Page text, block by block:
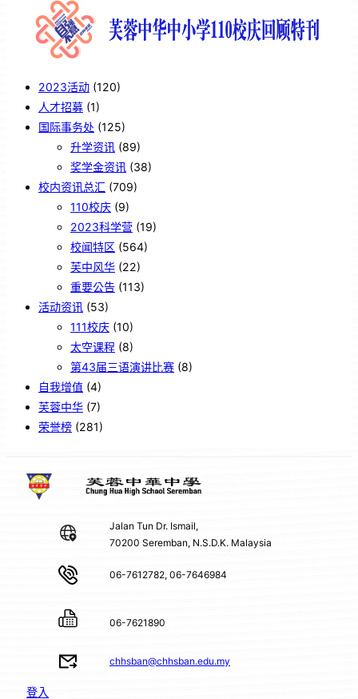
2023活动 (120)
人才招募 (1)
国际事务处 (125)
升学资讯 (89)
奖学金资讯 (38)
校内资讯总汇 (709)
110校庆 (9)
2023科学营 (19)
校闻特区 (564)
芙中风华 (22)
重要公告 (113)
活动资讯 (53)
111校庆 (10)
太空课程 (8)
第43届三语演讲比赛 (8)
自我增值 (4)
芙蓉中华 (7)
荣誉榜 (281)
Jalan Tun Dr. Ismail,
70200 Seremban, N.S.D.K. Malaysia
06-7612782, 06-7646984
06-7621890
chhsban@chhsban.edu.my
登入